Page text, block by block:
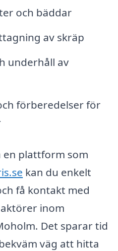
och bäddar
av skräp
underhåll av
förberedelser för
en plattform som
kan du enkelt
få kontakt med
inom
Det sparar tid
väg att hitta